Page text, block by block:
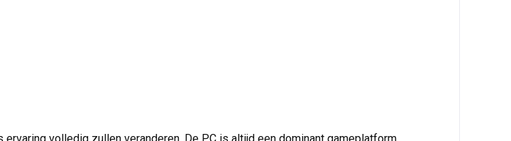
volledig zullen veranderen. De PC is altijd een dominant gameplatform